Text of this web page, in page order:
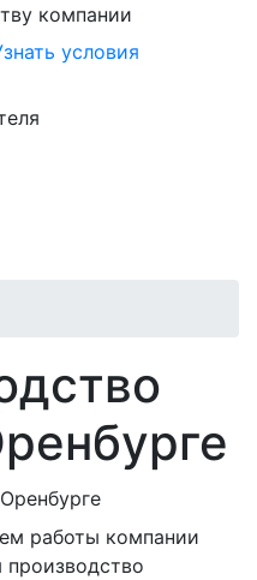
компании
условия
работы компании
производство